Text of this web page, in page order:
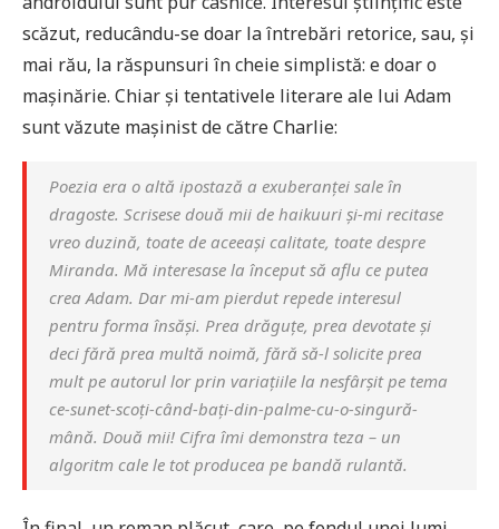
scăzut, reducându-se doar la întrebări retorice, sau, și
mai rău, la răspunsuri în cheie simplistă: e doar o
mașinărie. Chiar și tentativele literare ale lui Adam
sunt văzute mașinist de către Charlie:
Poezia era o altă ipostază a exuberanței sale în
dragoste. Scrisese două mii de haikuuri și-mi recitase
vreo duzină, toate de aceeași calitate, toate despre
Miranda. Mă interesase la început să aflu ce putea
crea Adam. Dar mi-am pierdut repede interesul
pentru forma însăși. Prea drăguțe, prea devotate și
deci fără prea multă noimă, fără să-l solicite prea
mult pe autorul lor prin variațiile la nesfârșit pe tema
ce-sunet-scoți-când-bați-din-palme-cu-o-singură-
mână. Două mii! Cifra îmi demonstra teza – un
algoritm cale le tot producea pe bandă rulantă.